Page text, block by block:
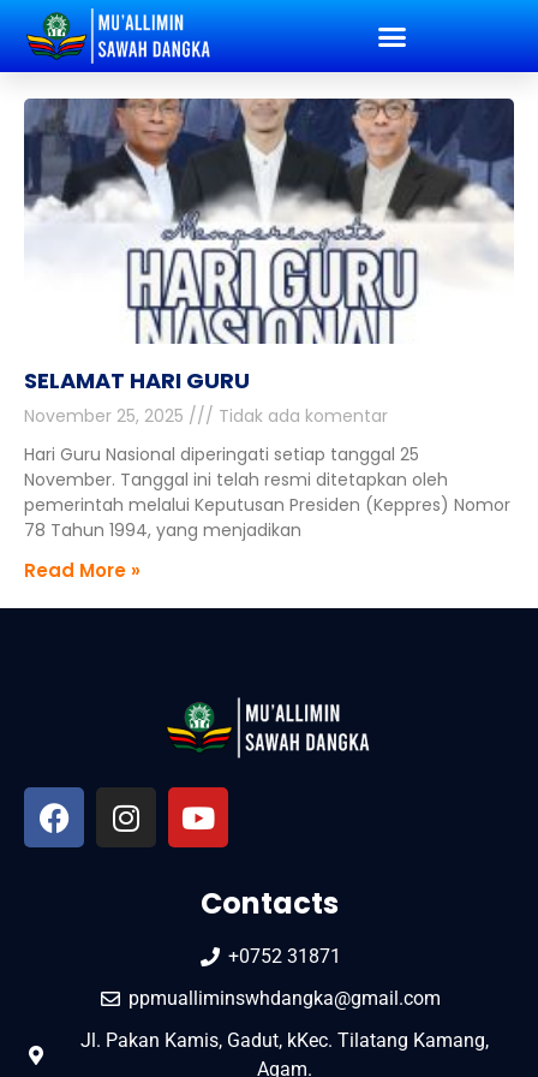
SELAMAT HARI GURU
November 25, 2025
Tidak ada komentar
Hari Guru Nasional diperingati setiap tanggal 25
November. Tanggal ini telah resmi ditetapkan oleh
pemerintah melalui Keputusan Presiden (Keppres) Nomor
78 Tahun 1994, yang menjadikan
Read More »
Contacts
+0752 31871
ppmualliminswhdangka@gmail.com
Jl. Pakan Kamis, Gadut, kKec. Tilatang Kamang,
Agam.